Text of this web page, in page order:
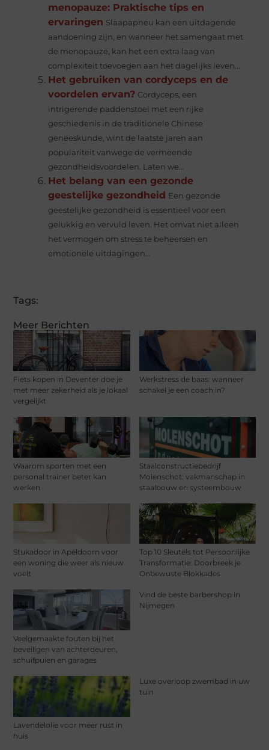
Meer Berichten
Fiets kopen in Deventer doe je
met meer zekerheid als je lokaal
vergelijkt
Werkstress de baas: wanneer
schakel je een coach in?
Waarom sporten met een
personal trainer beter kan
werken
Staalconstructiebedrijf
Molenschot: vakmanschap in
staalbouw en systeembouw
Stukadoor in Apeldoorn voor
een woning die weer als nieuw
voelt
Top 10 Sleutels tot Persoonlijke
Transformatie: Doorbreek je
Onbewuste Blokkades
Veelgemaakte fouten bij het
beveiligen van achterdeuren,
schuifpuien en garages
Vind de beste barbershop in
Nijmegen
Lavendelolie voor meer rust in
huis
Luxe overloop zwembad in uw
tuin
menopauze: Praktische tips en
ervaringen Slaapapneu kan een uitdagende
aandoening zijn, en wanneer het samengaat met
de menopauze, kan het een extra laag van
complexiteit toevoegen aan het dagelijks leven...
Het gebruiken van cordyceps en de
voordelen ervan? Cordyceps, een
intrigerende paddenstoel met een rijke
geschiedenis in de traditionele Chinese
geneeskunde, wint de laatste jaren aan
populariteit vanwege de vermeende
gezondheidsvoordelen. Laten we...
Het belang van een gezonde
geestelijke gezondheid Een gezonde
geestelijke gezondheid is essentieel voor een
gelukkig en vervuld leven. Het omvat niet alleen
het vermogen om stress te beheersen en
emotionele uitdagingen...
Tags: